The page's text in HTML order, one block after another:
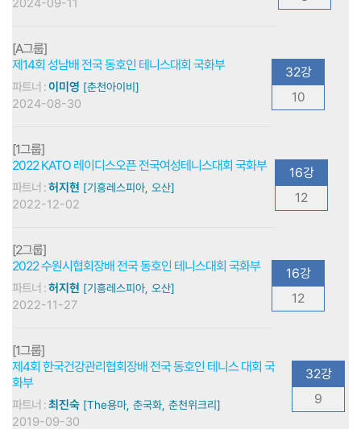
2024-09-11
[A그룹]
제14회 성남배 전국 동호인 테니스대회 국화부
파트너 :이미영 [춘천아이비]
2024-08-30
32강
10
[1그룹]
2022 KATO 레이디스오픈 전국여성테니스대회 국화부
파트너 :허지현 [기흥레스피아, 오산]
2022-12-02
16강
12
[2그룹]
2022 수원시협회장배 전국 동호인 테니스대회 국화부
파트너 :허지현 [기흥레스피아, 오산]
2022-11-27
16강
12
[1그룹]
제4회 한국건강관리협회장배 전국 동호인 테니스 대회 국
화부
파트너 :최진숙 [The용마, 춘국화, 춘천위크리]
2019-09-30
32강
9